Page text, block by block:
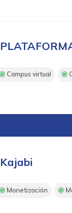
Campus virtual
Kajabi
Monetización